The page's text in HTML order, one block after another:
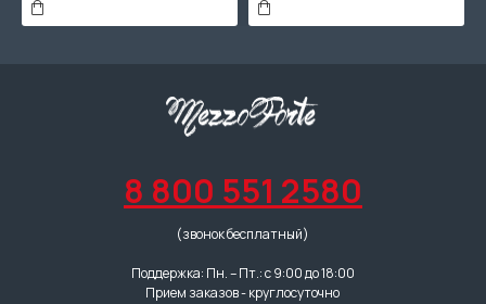
8 800 551 2580
(звонок бесплатный)
Поддержка: Пн. – Пт.: с 9:00 до 18:00
Прием заказов - круглосуточно